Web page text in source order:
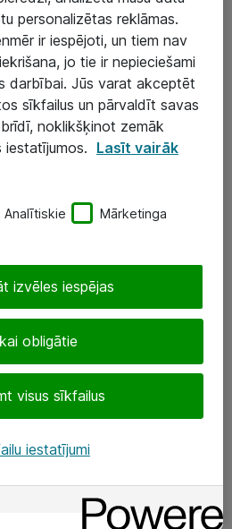
personalizētas reklāmas.
ir iespējoti, un tiem nav
jo tie ir nepieciešami
darbībai. Jūs varat akceptēt
sīkfailus un pārvaldīt savas
noklikšķinot zemāk
Lasīt vairāk
Analītiskie Mārketinga
obligātie
visus sīkfailus
izvēles iespējas
iestatījumi